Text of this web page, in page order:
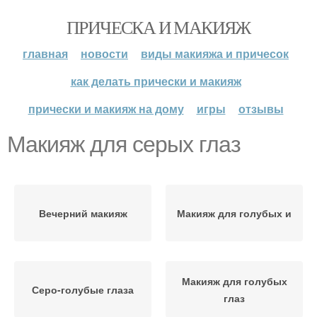
ПРИЧЕСКА И МАКИЯЖ
главная новости
виды макияжа и причесок
как делать прически и макияж
прически и макияж на дому
игры отзывы
Макияж для серых глаз
Вечерний макияж Макияж для голубых и
Серо-голубые глаза
Макияж для голубых
глаз